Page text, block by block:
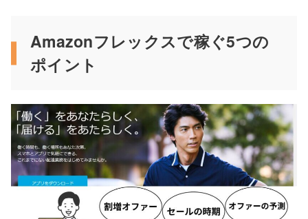
Amazonフレックスで稼ぐ5つの
ポイント